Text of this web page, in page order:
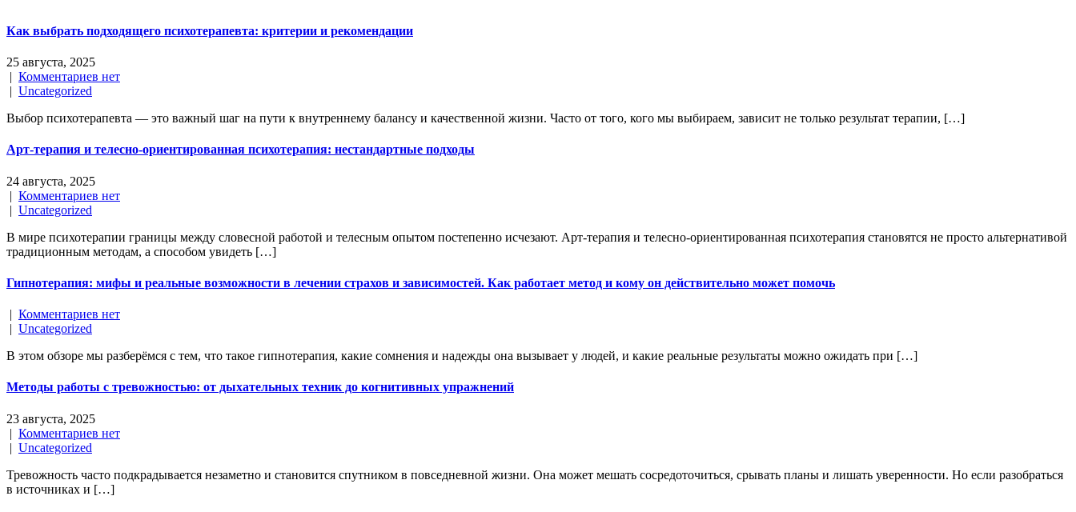
Как выбрать подходящего психотерапевта: критерии и рекомендации
25 августа, 2025
| Комментариев нет
| Uncategorized
Выбор психотерапевта — это важный шаг на пути к внутреннему балансу и качественной жизни. Часто от того, кого мы выбираем, зависит не только результат терапии, […]
Арт-терапия и телесно-ориентированная психотерапия: нестандартные подходы
24 августа, 2025
| Комментариев нет
| Uncategorized
В мире психотерапии границы между словесной работой и телесным опытом постепенно исчезают. Арт-терапия и телесно-ориентированная психотерапия становятся не просто альтернативой
традиционным методам, а способом увидеть […]
Гипнотерапия: мифы и реальные возможности в лечении страхов и зависимостей. Как работает метод и кому он действительно может помочь
| Комментариев нет
| Uncategorized
В этом обзоре мы разберёмся с тем, что такое гипнотерапия, какие сомнения и надежды она вызывает у людей, и какие реальные результаты можно ожидать при […]
Методы работы с тревожностью: от дыхательных техник до когнитивных упражнений
23 августа, 2025
| Комментариев нет
| Uncategorized
Тревожность часто подкрадывается незаметно и становится спутником в повседневной жизни. Она может мешать сосредоточиться, срывать планы и лишать уверенности. Но если разобраться
в источниках и […]